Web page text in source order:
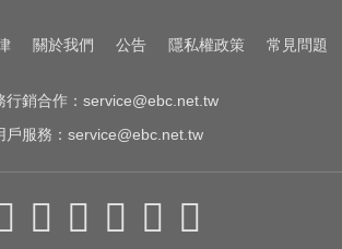
怎麼放？停班課標準、宣布
關於我們 公告 隱私權政策 常見問題
行銷合作： service@ebc.net.tw
戶服務： service@ebc.net.tw